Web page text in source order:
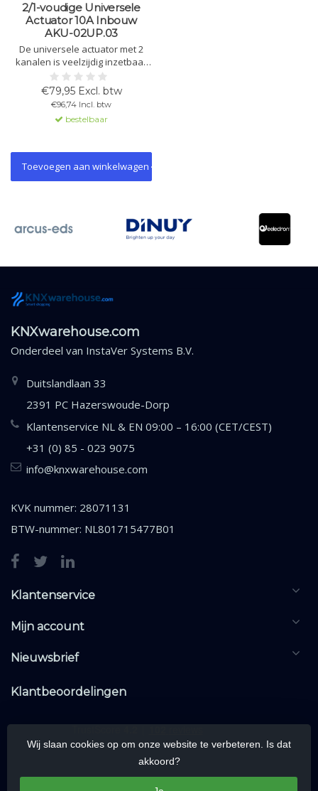
2/1-voudige Universele
Actuator 10A Inbouw
AKU-02UP.03
De universele actuator met 2
kanalen is veelzijdig inzetbaar
als schakelaar,
jaloeziebediening of
verwarmingsregeling.
Automatische zonwering,
ventilatiefunctie en
€79,95 Excl. btw
€96,74 Incl. btw
bestelbaar
Toevoegen aan winkelwagen
KNXwarehouse.com
Onderdeel van InstaVer Systems B.V.
Duitslandlaan 33
2391 PC Hazerswoude-Dorp
Klantenservice NL & EN 09:00 – 16:00 (CET/CEST)
+31 (0) 85 - 023 9075
info@knxwarehouse.com
KVK nummer: 28071131
BTW-nummer: NL801715477B01
Klantenservice
Mijn account
Nieuwsbrief
Klantbeoordelingen
Wij slaan cookies op om onze website te verbeteren. Is dat
akkoord?